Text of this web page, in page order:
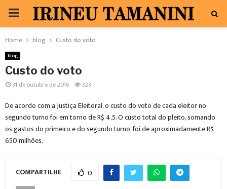
PRIMARY
MENU
Home blog Custo do voto
blog
Custo do voto
31 de outubro de 2016 323
De acordo com a Justiça Eleitoral, o custo do voto de cada eleitor no
segundo turno foi em torno de R$ 4,5. O custo total do pleito, somando
os gastos do primeiro e do segundo turno, foi de aproximadamente R$
650 milhões.
COMPARTILHE 0